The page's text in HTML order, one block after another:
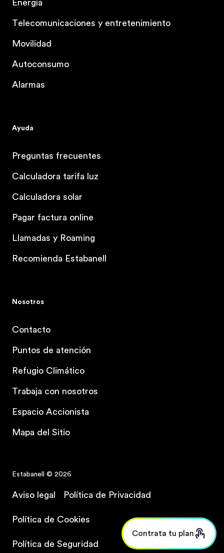
Energía
Telecomunicaciones y entretenimiento
Movilidad
Autoconsumo
Alarmas
Ayuda
Preguntas frecuentes
Calculadora tarifa luz
Calculadora solar
Pagar factura online
Llamadas y Roaming
Recomienda Estabanell
Nosotros
Contacto
Puntos de atención
Refugio Climático
Trabaja con nosotros
Espacio Accionista
Mapa del Sitio
Estabanell © 2026
Aviso legal Política de Privacidad
Política de Cookies
Política de Seguridad
Contrata tu plan